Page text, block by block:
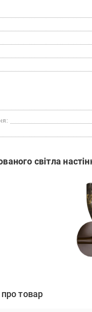
світла
товар